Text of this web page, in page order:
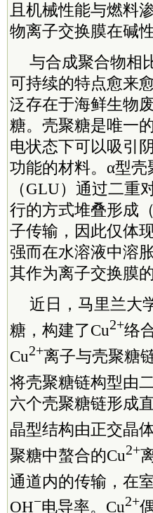
且机械性能与燃料
物离子交换膜在碱
与合成聚合物相
可持续的特点愈来
泛存在于海鲜生物
糖。壳聚糖是唯一
电状态下可以吸引
功能的材料。α型
（GLU）通过二重
行的方式堆叠形成
子传输，因此仅体
强而在水溶液中溶
其作为离子交换膜的
近日，马里兰大
糖，构建了Cu2+络
Cu2+离子与壳聚糖
将壳聚糖链构型由
六个壳聚糖链形成
晶型结构由正交晶
聚糖中螯合的Cu2+
通道内的传输，在
OH−电导率。Cu2+